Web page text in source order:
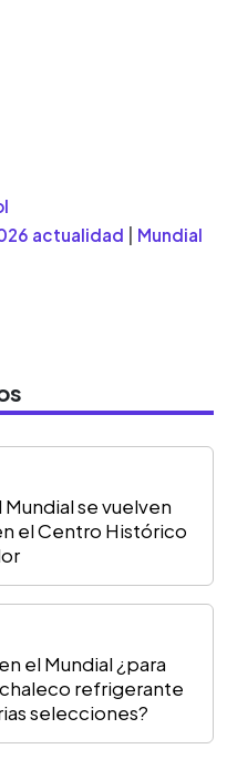
actualidad
Mundial
Mundial se vuelven
el Centro Histórico
el Mundial ¿para
refrigerante
selecciones?